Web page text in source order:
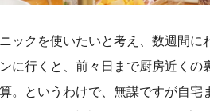
ックを使いたいと考え、数週間に
に行くと、前々日まで厨房近く
。というわけで、無謀ですが自